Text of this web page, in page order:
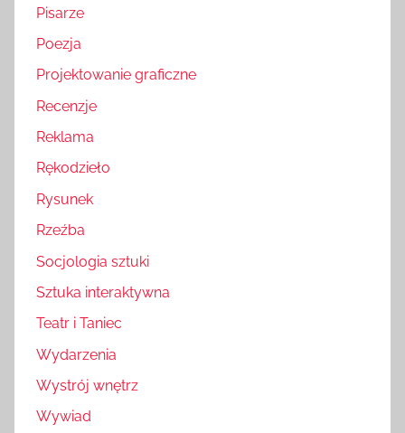
Pisarze
Poezja
Projektowanie graficzne
Recenzje
Reklama
Rękodzieło
Rysunek
Rzeźba
Socjologia sztuki
Sztuka interaktywna
Teatr i Taniec
Wydarzenia
Wystrój wnętrz
Wywiad